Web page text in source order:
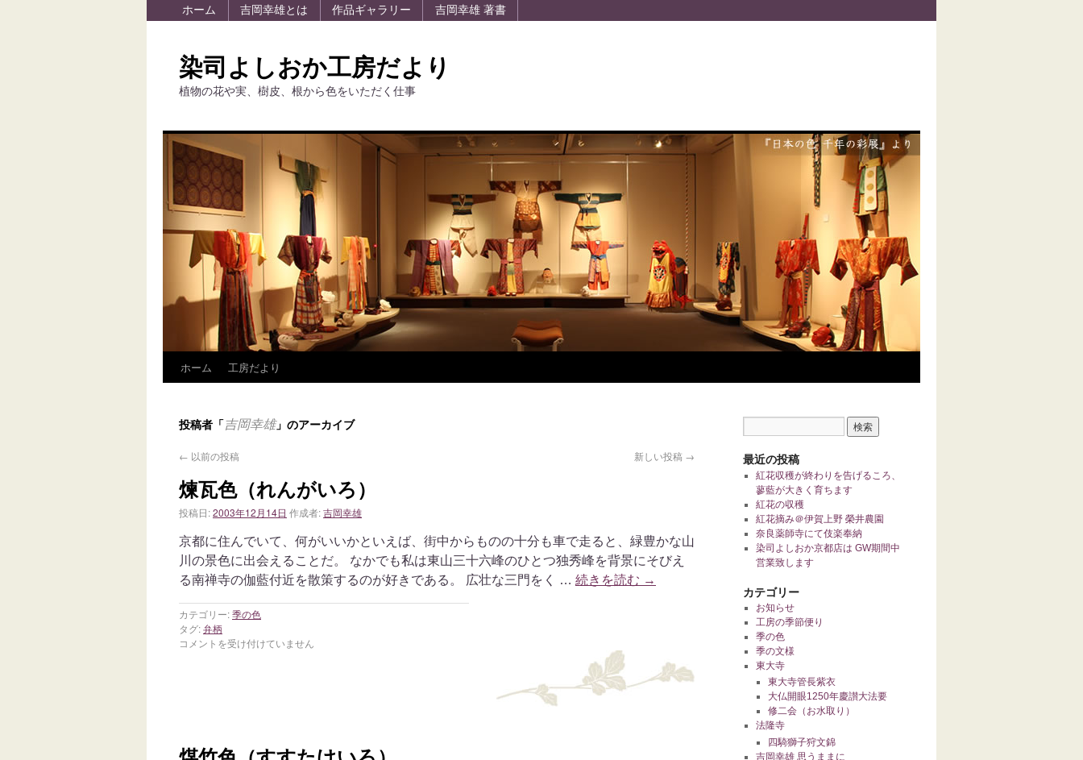
ホーム 吉岡幸雄とは 作品ギャラリー 吉岡幸雄 著書
染司よしおか工房だより
植物の花や実、樹皮、根から色をいただく仕事
ホーム 工房だより
投稿者「吉岡幸雄」のアーカイブ
← 以前の投稿 新しい投稿 →
煉瓦色（れんがいろ）
投稿日:2003年12月14日 作成者:吉岡幸雄
京都に住んでいて、何がいいかといえば、街中からものの十分も車で走ると、緑豊かな山
川の景色に出会えることだ。 なかでも私は東山三十六峰のひとつ独秀峰を背景にそびえ
る南禅寺の伽藍付近を散策するのが好きである。 広壮な三門をく … 続きを読む →
カテゴリー:季の色
タグ:弁柄
コメントを受け付けていません
最近の投稿
紅花収穫が終わりを告げるころ、
蓼藍が大きく育ちます
紅花の収穫
紅花摘み＠伊賀上野 榮井農園
奈良薬師寺にて伎楽奉納
染司よしおか京都店は GW期間中
営業致します
カテゴリー
お知らせ
工房の季節便り
季の色
季の文様
東大寺
東大寺管長紫衣
大仏開眼1250年慶讃大法要
修二会（お水取り）
法隆寺
四騎獅子狩文錦
吉岡幸雄 思うままに